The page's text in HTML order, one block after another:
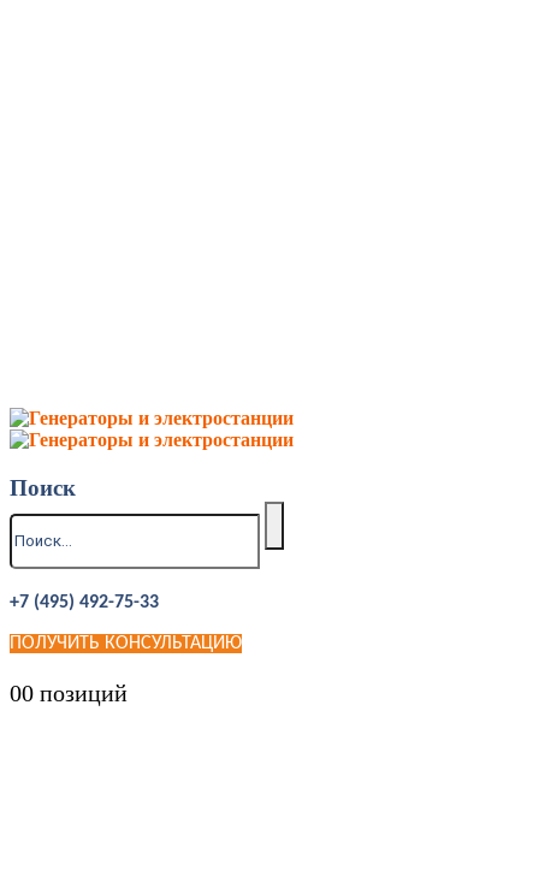
Поиск
+7 (495) 492-75-33
ПОЛУЧИТЬ КОНСУЛЬТАЦИЮ
00 позиций